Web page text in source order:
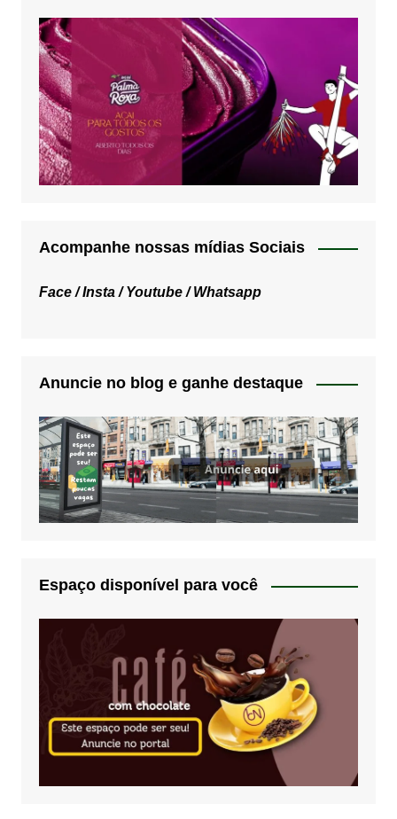
Acompanhe nossas mídias Sociais
Face /Insta /Youtube /Whatsapp
Anuncie no blog e ganhe destaque
Espaço disponível para você